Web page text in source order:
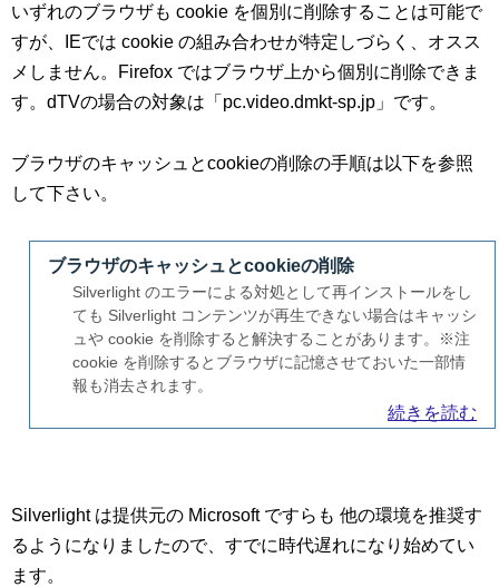
いずれのブラウザも cookie を個別に削除することは可能で
すが、IEでは cookie の組み合わせが特定しづらく、オスス
メしません。Firefox ではブラウザ上から個別に削除できま
す。dTVの場合の対象は「pc.video.dmkt-sp.jp」です。
ブラウザのキャッシュとcookieの削除の手順は以下を参照
して下さい。
ブラウザのキャッシュとcookieの削除
Silverlight のエラーによる対処として再インストールをし
ても Silverlight コンテンツが再生できない場合はキャッシ
ュや cookie を削除すると解決することがあります。※注
cookie を削除するとブラウザに記憶させておいた一部情
報も消去されます。
続きを読む
Silverlight は提供元の Microsoft ですらも 他の環境を推奨す
るようになりましたので、すでに時代遅れになり始めてい
ます。